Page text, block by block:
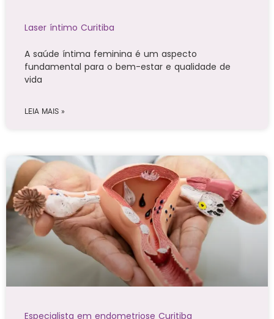
Laser íntimo Curitiba
A saúde íntima feminina é um aspecto
fundamental para o bem-estar e qualidade de
vida
LEIA MAIS »
Especialista em endometriose Curitiba